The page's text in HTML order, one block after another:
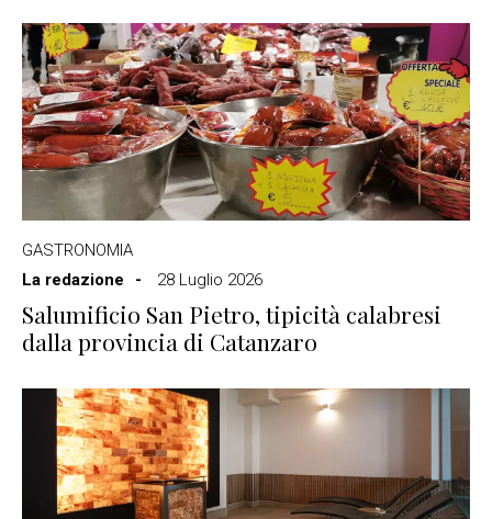
GASTRONOMIA
La redazione
28 Luglio 2026
Salumificio San Pietro, tipicità calabresi
dalla provincia di Catanzaro